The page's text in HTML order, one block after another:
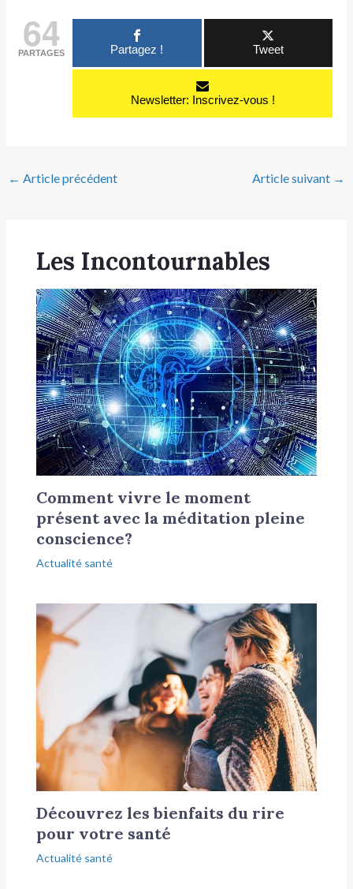
64
PARTAGES Partagez ! Tweet
Newsletter: Inscrivez-vous !
← Article précédent Article suivant →
Les Incontournables
Comment vivre le moment
présent avec la méditation pleine
conscience?
Actualité santé
Découvrez les bienfaits du rire
pour votre santé
Actualité santé